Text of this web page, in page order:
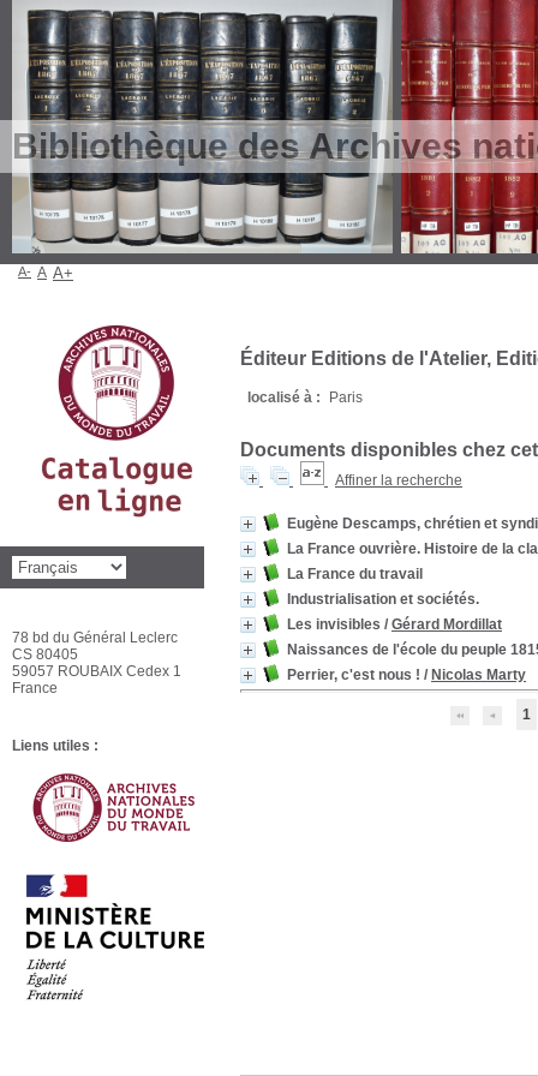
Bibliothèque des Archives
Éditeur Editions de l'Atelier,
localisé à : Paris
Documents disponibles chez
Affiner la recherche
Eugène Descamps, chrétien et
La France ouvrière. Histoire de la
La France du travail
Industrialisation et sociétés.
Les invisibles / Gérard Mordillat
Naissances de l'école du peuple
Perrier, c'est nous ! / Nicolas Marty
1
A- A A+
78 bd du Général Leclerc
CS 80405
59057 ROUBAIX Cedex 1
France
Liens utiles :